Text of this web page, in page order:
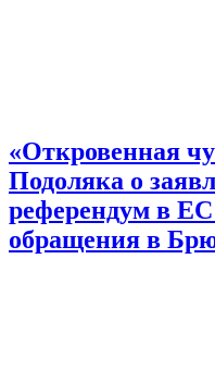
«Откровенная
Подоляка о
референдум в ЕС
обращения в